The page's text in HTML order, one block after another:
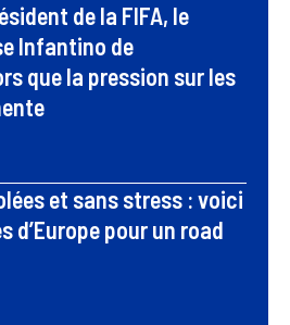
de la FIFA, le
Infantino de
que la pression sur les
et sans stress : voici
d’Europe pour un road